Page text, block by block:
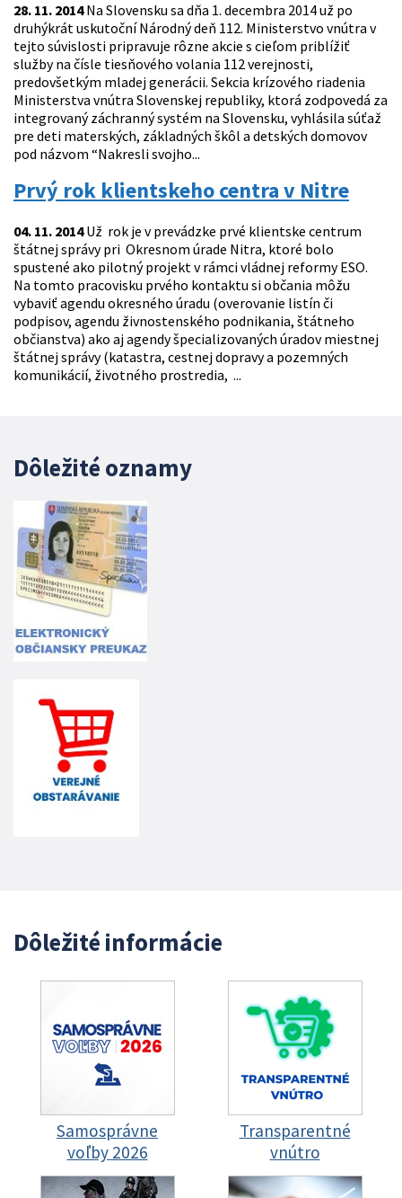
28. 11. 2014Na Slovensku sa dňa 1. decembra 2014 už po
druhýkrát uskutoční Národný deň 112. Ministerstvo vnútra v
tejto súvislosti pripravuje rôzne akcie s cieľom priblížiť
služby na čísle tiesňového volania 112 verejnosti,
predovšetkým mladej generácii. Sekcia krízového riadenia
Ministerstva vnútra Slovenskej republiky, ktorá zodpovedá za
integrovaný záchranný systém na Slovensku, vyhlásila súťaž
pre deti materských, základných škôl a detských domovov
pod názvom “Nakresli svojho...
Prvý rok klientskeho centra v Nitre
04. 11. 2014Už rok je v prevádzke prvé klientske centrum
štátnej správy pri Okresnom úrade Nitra, ktoré bolo
spustené ako pilotný projekt v rámci vládnej reformy ESO.
Na tomto pracovisku prvého kontaktu si občania môžu
vybaviť agendu okresného úradu (overovanie listín či
podpisov, agendu živnostenského podnikania, štátneho
občianstva) ako aj agendy špecializovaných úradov miestnej
štátnej správy (katastra, cestnej dopravy a pozemných
komunikácií, životného prostredia, ...
Dôležité oznamy
Dôležité informácie
Samosprávne
voľby 2026
Transparentné
vnútro